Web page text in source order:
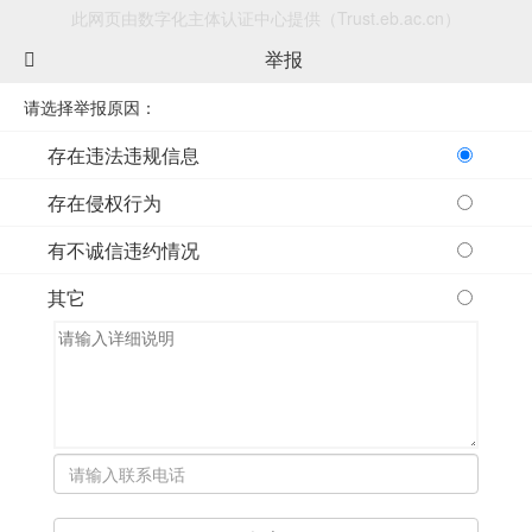
此网页由数字化主体认证中心提供（Trust.eb.ac.cn）
举报
请选择举报原因：
存在违法违规信息
存在侵权行为
有不诚信违约情况
其它